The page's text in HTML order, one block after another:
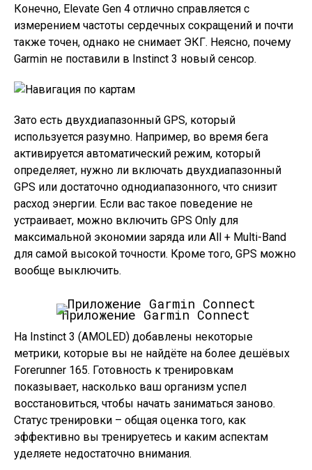
Конечно, Elevate Gen 4 отлично справляется с
измерением частоты сердечных сокращений и почти
также точен, однако не снимает ЭКГ. Неясно, почему
Garmin не поставили в Instinct 3 новый сенсор.
Зато есть двухдиапазонный GPS, который
используется разумно. Например, во время бега
активируется автоматический режим, который
определяет, нужно ли включать двухдиапазонный
GPS или достаточно однодиапазонного, что снизит
расход энергии. Если вас такое поведение не
устраивает, можно включить GPS Only для
максимальной экономии заряда или All + Multi-Band
для самой высокой точности. Кроме того, GPS можно
вообще выключить.
Приложение Garmin Connect
На Instinct 3 (AMOLED) добавлены некоторые
метрики, которые вы не найдёте на более дешёвых
Forerunner 165. Готовность к тренировкам
показывает, насколько ваш организм успел
восстановиться, чтобы начать заниматься заново.
Статус тренировки – общая оценка того, как
эффективно вы тренируетесь и каким аспектам
уделяете недостаточно внимания.